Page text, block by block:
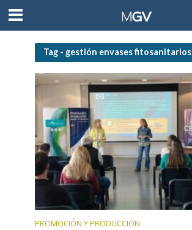
Tag - gestión envases fitosanitarios
PROMOCIÓN Y PRODUCCIÓN